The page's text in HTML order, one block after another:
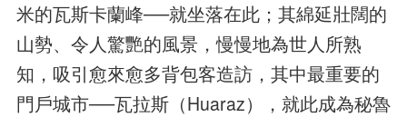
米的瓦斯卡蘭峰──就坐落在此；其綿延壯闊的
山勢、令人驚艷的風景，慢慢地為世人所熟
知，吸引愈來愈多背包客造訪，其中最重要的
門戶城市──瓦拉斯（Huaraz），就此成為秘魯